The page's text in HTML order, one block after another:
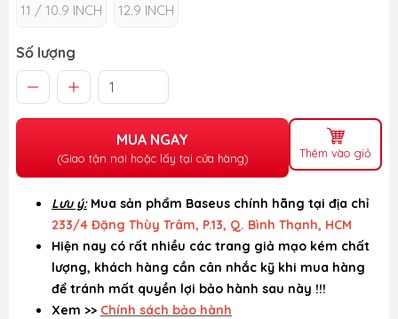
11 / 10.9 INCH 12.9 INCH
Số lượng
MUA NGAY
(Giao tận nơi hoặc lấy tại cửa hàng) Thêm vào giỏ
Lưu ý: Mua sản phẩm Baseus chính hãng tại địa chỉ
233/4 Đặng Thùy Trâm, P.13, Q. Bình Thạnh, HCM
Hiện nay có rất nhiều các trang giả mạo kém chất
lượng, khách hàng cần cân nhắc kỹ khi mua hàng
để tránh mất quyền lợi bảo hành sau này !!!
Xem >> Chính sách bảo hành